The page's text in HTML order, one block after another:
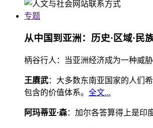
专题
从中国到亚洲：历史·区域·民
柄谷行人：当亚洲经济成为一种威
王赓武：大多数东南亚国家的人们
包含的价值体系。 全文...
阿玛蒂亚·森：加尔各答算得上是印